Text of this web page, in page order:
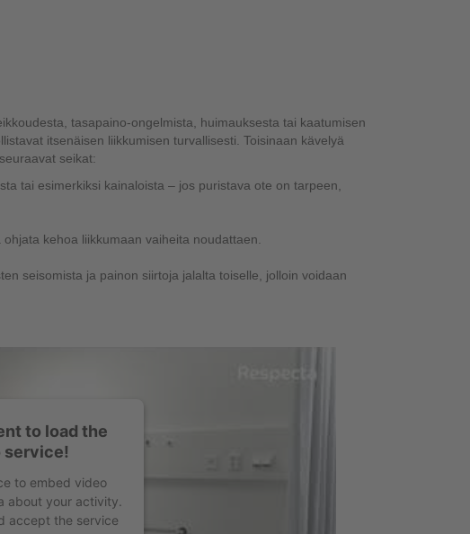
tasapaino-ongelmista, huimauksesta tai kaatumisen
itsenäisen liikkumisen turvallisesti. Toisinaan kävelyä
seikat:
tai esimerkiksi kainaloista – jos puristava ote on tarpeen,
kehoa liikkumaan vaiheita noudattaen.
seisomista ja painon siirtoja jalalta toiselle, jolloin voidaan
to load the
service!
to embed video
about your activity.
accept the service